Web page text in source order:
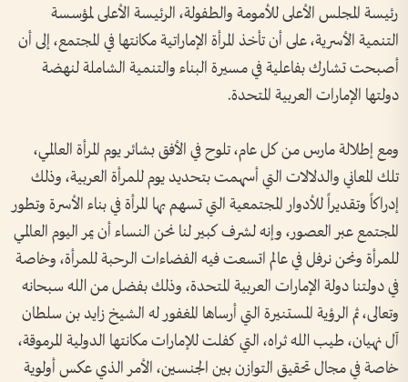
رئيسة المجلس الأعلى للأمومة والطفولة، الرئيسة الأعلى لمؤسسة
التنمية الأسرية، على أن تأخذ المرأة الإماراتية مكانتها في المجتمع، إلى أن
أصبحت تشارك بفاعلية في مسيرة البناء والتنمية الشاملة لنهضة
دولتها الإمارات العربية المتحدة.
ومع إطلالة مارس من كل عام، تلوح في الأفق بشائر يوم المرأة العالمي،
تلك المعاني والدلالات التي أسهمت بتحديد يوم للمرأة العربية، وذلك
إدراكاً وتقديراً للأدوار المجتمعية التي تسهم بها المرأة في بناء الأسرة وتطور
المجتمع عبر العصور، وإنه لشرف كبير لنا نحن النساء أن يمر اليوم العالمي
للمرأة ونحن نرفل في عالم اتسعت فيه الفضاءات الرحبة للمرأة، وخاصة
في دولتنا دولة الإمارات العربية المتحدة، وذلك بفضل من الله سبحانه
وتعالى، ثم الرؤية المستنيرة التي أرساها المغفور له الشيخ زايد بن سلطان
آل نهيان، طيب الله ثراه، التي كفلت للإمارات مكانتها الدولية المرموقة،
خاصة في مجال تحقيق التوازن بين الجنسين، الأمر الذي عكس أولوية